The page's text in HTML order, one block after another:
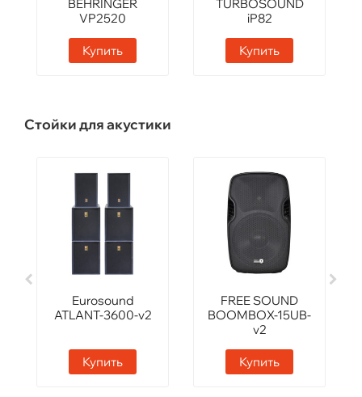
BEHRINGER
VP2520
Купить
TURBOSOUND
iP82
Купить
Стойки для акустики
Eurosound
ATLANT-3600-v2
Купить
FREE SOUND
BOOMBOX-15UB-
v2
Купить